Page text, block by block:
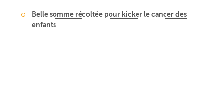
Belle somme récoltée pour kicker le cancer des
enfants